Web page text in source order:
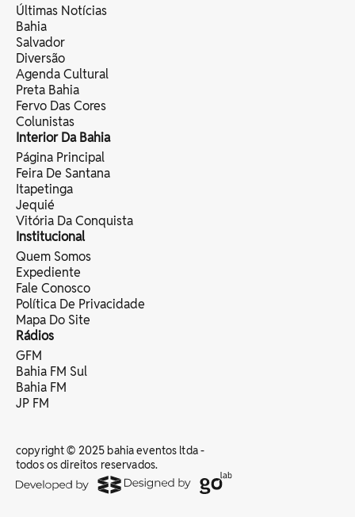
Últimas Notícias
Bahia
Salvador
Diversão
Agenda Cultural
Preta Bahia
Fervo Das Cores
Colunistas
Interior Da Bahia
Página Principal
Feira De Santana
Itapetinga
Jequié
Vitória Da Conquista
Institucional
Quem Somos
Expediente
Fale Conosco
Política De Privacidade
Mapa Do Site
Rádios
GFM
Bahia FM Sul
Bahia FM
JP FM
copyright © 2025 bahia eventos ltda -
todos os direitos reservados.